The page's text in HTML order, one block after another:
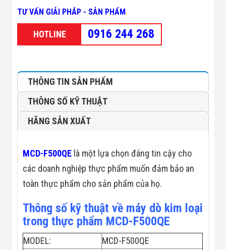
Máy Đếm
Máy Dò Tìm
Phòng Chống
THIẾT BỊ
CHUYÊN
DỤNG
Tương Tác
Màn Hình LED
Ghi Âm
TƯ VẤN GIẢI PHÁP - SẢN PHẨM
HOTLINE 0916 244 268
THÔNG TIN SẢN PHẨM
THÔNG SỐ KỸ THUẬT
HÃNG SẢN XUẤT
MCD-F500QE là một lựa chọn đáng tin cậy cho
các doanh nghiệp thực phẩm muốn đảm bảo an
toàn thực phẩm cho sản phẩm của họ.
Thông số kỹ thuật về máy dò kim loại
trong thực phẩm MCD-F500QE
MODEL:
MCD-F500QE